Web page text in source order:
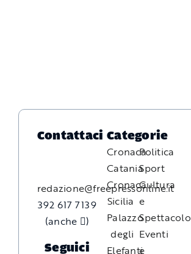
Contattaci
redazione@freepressonline.it
392 617 7139
(anche
)
Seguici
Categorie
Cronaca
Catania
Cronaca
Sicilia
Palazzo
degli
Elefanti
Politica
Sport
Cultura
e
Spettacolo
Eventi
e